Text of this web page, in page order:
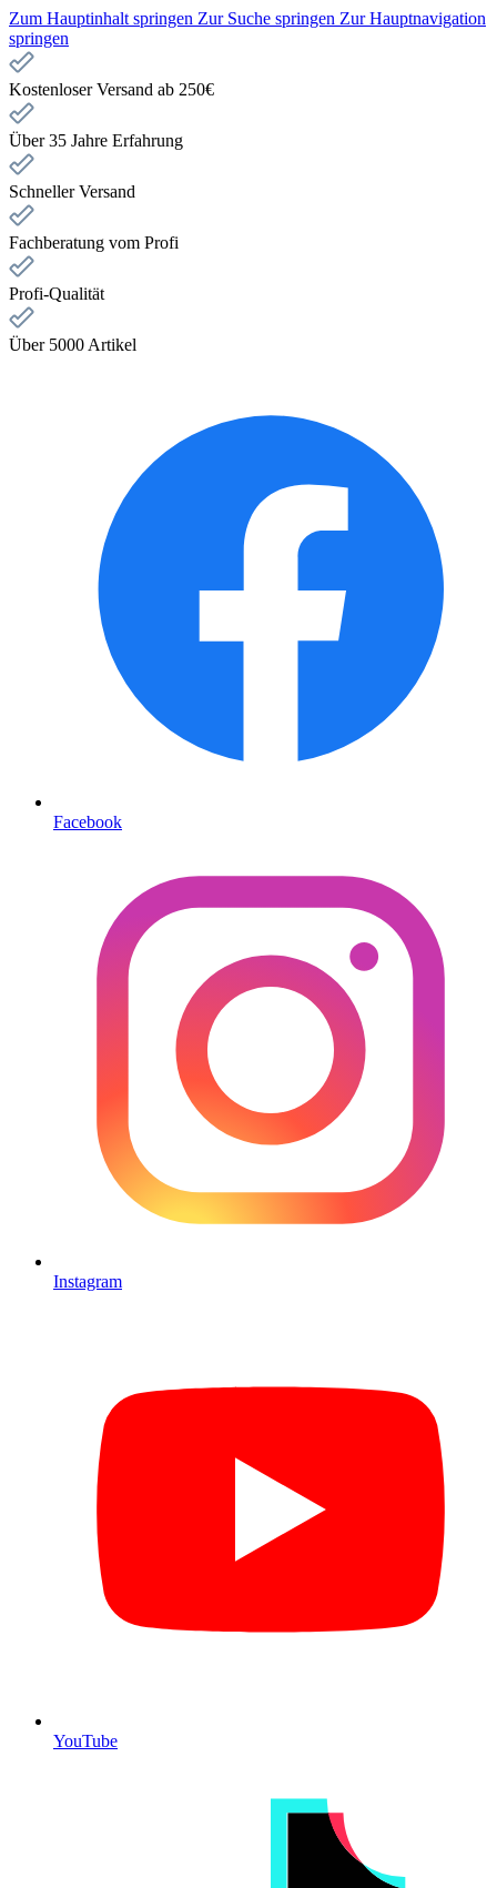
Zum Hauptinhalt springen Zur Suche springen Zur Hauptnavigation
springen
Kostenloser Versand ab 250€
Über 35 Jahre Erfahrung
Schneller Versand
Fachberatung vom Profi
Profi-Qualität
Über 5000 Artikel
Facebook
Instagram
YouTube